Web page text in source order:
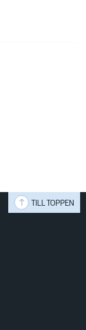
TILL TOPPEN